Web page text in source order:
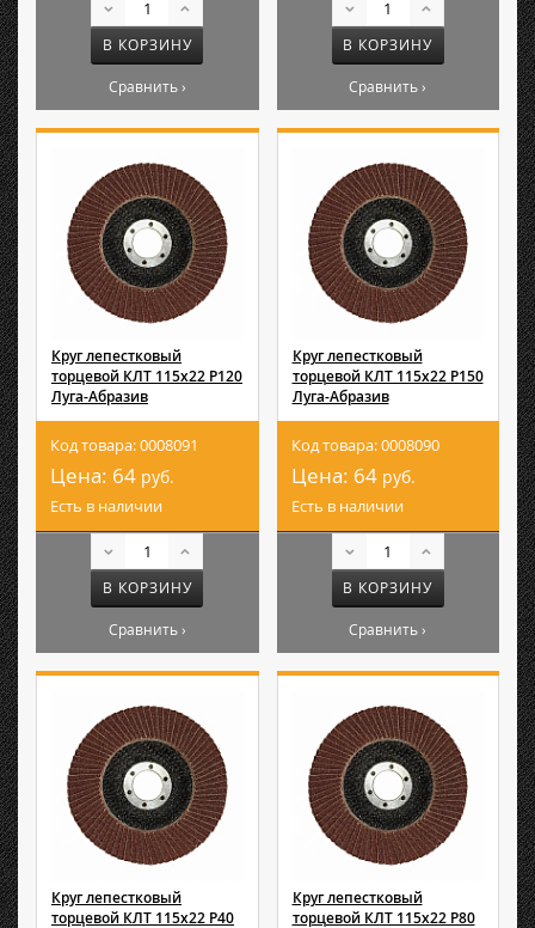
В КОРЗИНУ
Сравнить ›
В КОРЗИНУ
Сравнить ›
Круг лепестковый
торцевой КЛТ 115х22 Р120
Луга-Абразив
Код товара: 0008091
Цена: 64 руб.
Есть в наличии
В КОРЗИНУ
Сравнить ›
Круг лепестковый
торцевой КЛТ 115х22 Р150
Луга-Абразив
Код товара: 0008090
Цена: 64руб.
Есть в наличии
В КОРЗИНУ
Сравнить ›
Круг лепестковый
торцевой КЛТ 115х22 Р40
Круг лепестковый
торцевой КЛТ 115х22 Р80